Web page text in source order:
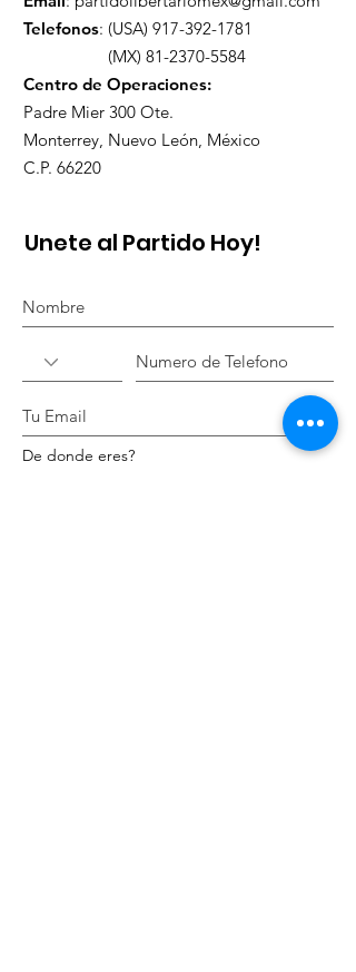
Telefonos: (USA) 917-392-1781
(MX) 81-2370-5584
Centro de Operaciones:
Padre Mier 300 Ote.
Monterrey, Nuevo León, México
C.P. 66220
Unete al Partido Hoy!
De donde eres?